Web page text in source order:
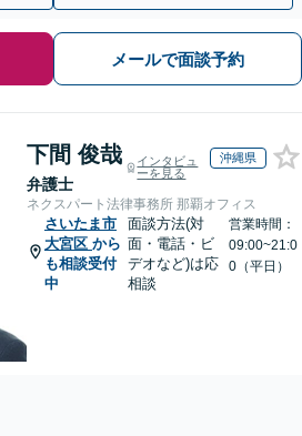
メールで面談予約
下間 俊哉
弁護士
インタビュ
ーを見る
沖縄県
ネクスパート法律事務所 那覇オフィス
さいたま市
大宮区 から
も相談受付
中
面談方法(対
面・電話・ビ
デオなど)は応
相談
営業時間：
09:00~21:0
0（平日）